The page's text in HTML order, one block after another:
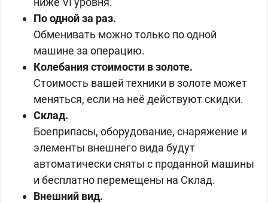
По одной за раз.
Обменивать можно только по одной
машине за операцию.
Колебания стоимости в золоте.
Стоимость вашей техники взолоте может
меняться, если на неё действуют скидки.
Склад.
Боеприпасы, оборудование, снаряжение и
элементы внешнего вида будут
автоматически сняты с проданной машины
и бесплатно перемещены на Склад.
Внешний вид.